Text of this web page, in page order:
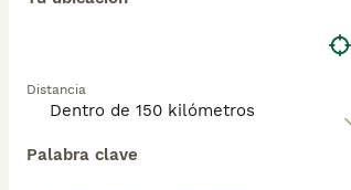
Distancia
Palabra clave